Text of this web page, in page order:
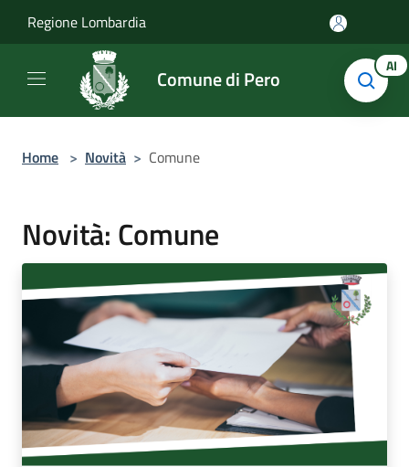
Regione Lombardia
Comune di Pero AI
Home > Novità > Comune
Novità: Comune